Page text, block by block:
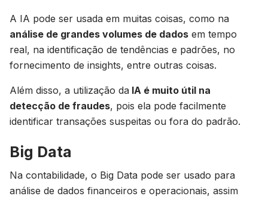
A IA pode ser usada em muitas coisas, como na
análise de grandes volumes de dados em tempo
real, na identificação de tendências e padrões, no
fornecimento de insights, entre outras coisas.
Além disso, a utilização da IA é muito útil na
detecção de fraudes, pois ela pode facilmente
identificar transações suspeitas ou fora do padrão.
Big Data
Na contabilidade, o Big Data pode ser usado para
análise de dados financeiros e operacionais, assim